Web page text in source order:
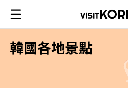
韓國各地景點